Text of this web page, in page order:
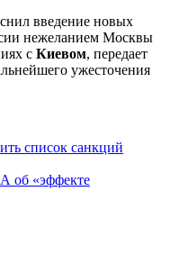
введение новых
нежеланием Москвы
с Киевом, передает
ужесточения
список санкций
об «эффекте